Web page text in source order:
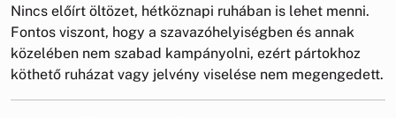
Nincs előírt öltözet, hétköznapi ruhában is lehet menni.
Fontos viszont, hogy a szavazóhelyiségben és annak
közelében nem szabad kampányolni, ezért pártokhoz
köthető ruházat vagy jelvény viselése nem megengedett.